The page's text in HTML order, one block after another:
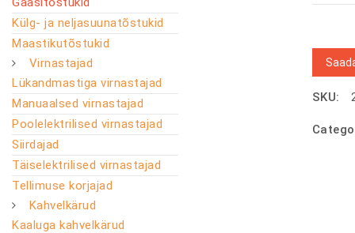
Külg- ja neljasuunatõstukid
Maastikutõstukid
Virnastajad
Lükandmastiga virnastajad
Manuaalsed virnastajad
Poolelektrilised virnastajad
Siirdajad
Täiselektrilised virnastajad
Tellimuse korjajad
Kahvelkärud
Kaaluga kahvelkärud
SKU: